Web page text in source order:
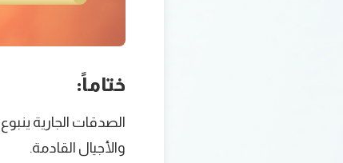
ختاماً:
الصدقات الجارية
والأجيال القادمة.